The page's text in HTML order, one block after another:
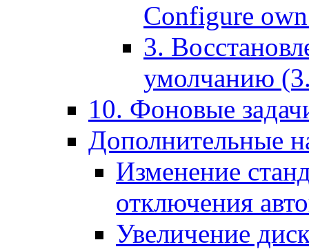
Configure
3.
умолчанию
10. Фоновые
Дополнительные
Изменение
отключения
Увеличение